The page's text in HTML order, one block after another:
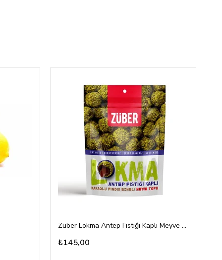
Züber Lokma Antep Fıstığı Kaplı Meyve Topu 96gr
₺145,00